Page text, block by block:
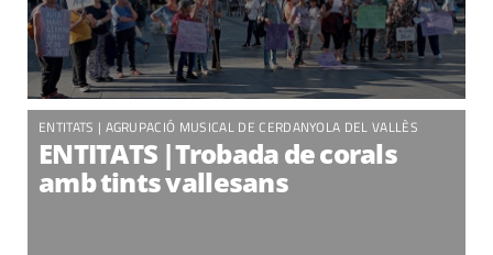
ENTITATS | AGRUPACIÓ MUSICAL DE CERDANYOLA DEL VALLÈS
ENTITATS |Trobada de corals
amb tints vallesans